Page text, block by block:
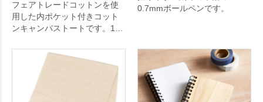
フェアトレードコットンを使
用した内ポケット付きコット
ンキャンバストートです。10
大容量のため旅行やアウトド
アでも大活躍します。
0.7mmボールペンです。